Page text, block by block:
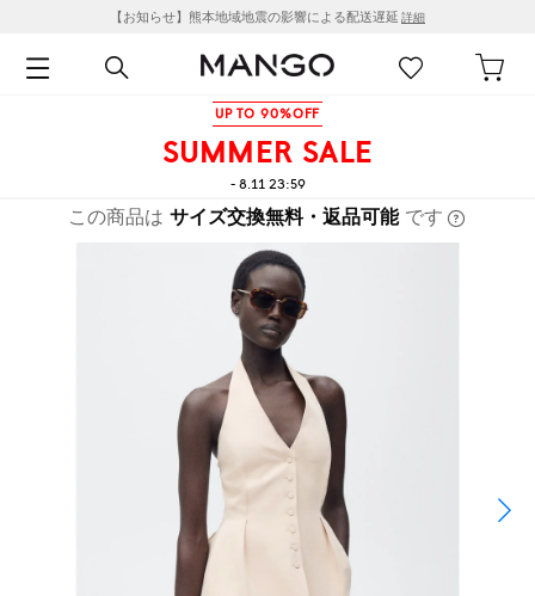
【お知らせ】熊本地域地震の影響による配送遅延 詳細
UP TO 90%OFF
SUMMER SALE
- 8.11 23:59
この商品は サイズ交換無料・返品可能 です